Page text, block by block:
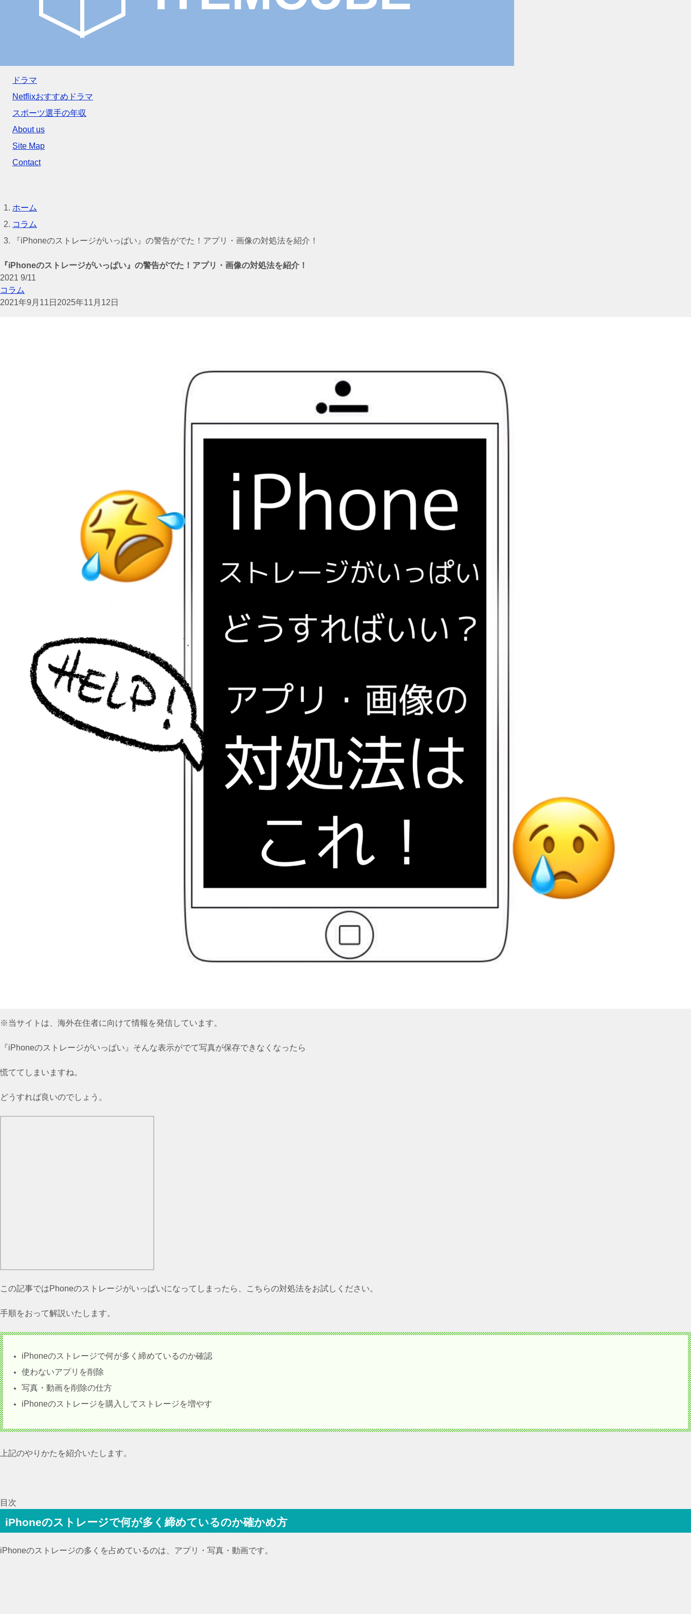
ドラマ
Netflixおすすめドラマ
スポーツ選手の年収
About us
Site Map
Contact
ホーム
コラム
『iPhoneのストレージがいっぱい』の警告がでた！アプリ・画像の対処法を紹介！
『iPhoneのストレージがいっぱい』の警告がでた！アプリ・画像の対処法を紹介！
2021 9/11
コラム
2021年9月11日 2025年11月12日
※当サイトは、海外在住者に向けて情報を発信しています。
『iPhoneのストレージがいっぱい』そんな表示がでて写真が保存できなくなったら
慌ててしまいますね。
どうすれば良いのでしょう。
この記事ではPhoneのストレージがいっぱいになってしまったら、 こちらの対処法をお試しください。
手順をおって解説いたします。
iPhoneのストレージで何が多く締めているのか確認
使わないアプリを削除
写真・動画を削除の仕方
iPhoneのストレージを購入してストレージを増やす
上記のやりかたを紹介いたします。
目次
iPhoneのストレージで何が多く締めているのか確かめ方
iPhoneのストレージの多くを占めているのは、アプリ・写真・動画です。